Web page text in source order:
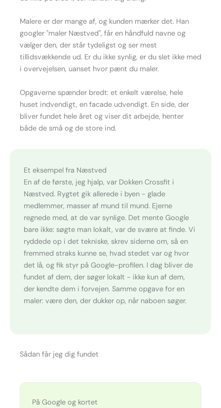
Malere er der mange af, og kunden mærker det. Han
googler "maler Næstved", får en håndfuld navne og
vælger den, der står tydeligst og ser mest
tillidsvækkende ud. Er du ikke synlig, er du slet ikke med
i overvejelsen, uanset hvor pænt du maler.
Opgaverne spænder bredt: et enkelt værelse, hele
huset indvendigt, en facade udvendigt. En side, der
bliver fundet hele året og viser dit arbejde, henter
både de små og de store ind.
Et eksempel fra Næstved
En af de første, jeg hjalp, var Dokken Crossfit i
Næstved. Rygtet gik allerede i byen - glade
medlemmer, masser af mund til mund. Ejerne
regnede med, at de var synlige. Det mente Google
bare ikke: søgte man lokalt, var de svære at finde. Vi
ryddede op i det tekniske, skrev siderne om, så en
fremmed straks kunne se, hvad stedet var og hvor
det lå, og fik styr på Google-profilen. I dag bliver de
fundet af dem, der søger lokalt - ikke kun af dem,
der kendte dem i forvejen. Samme opgave for en
maler: være den, der dukker op, når naboen søger.
Sådan får jeg dig fundet
På Google og kortet